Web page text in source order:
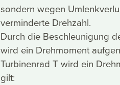
sondern wegen
verminderte Drehzahl.
Durch die Beschleunigung
wird ein Drehmoment
Turbinenrad T wird ein
gilt: